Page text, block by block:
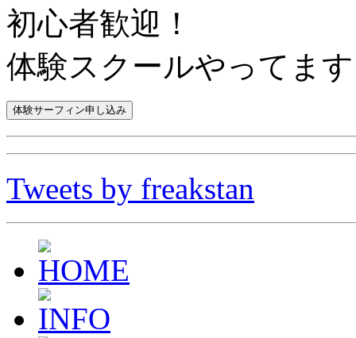
初心者歓迎！
体験スクールやってま
Tweets by freakstan